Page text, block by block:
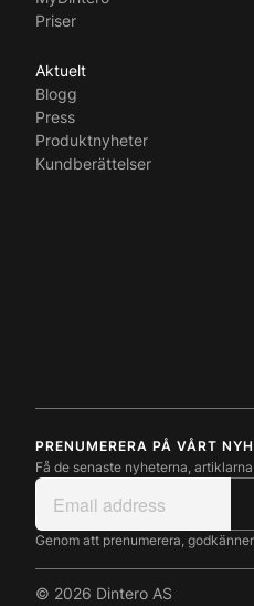
Priser
Aktuelt
Blogg
Press
Produktnyheter
Kundberättelser
PRENUMERERA PÅ VÅRT
Få de senaste nyheterna,
Genom att prenumerera,
© 2026 Dintero AS